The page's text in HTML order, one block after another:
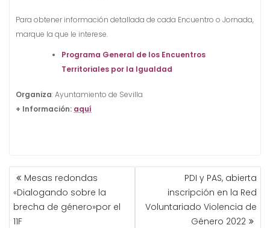
Para obtener información detallada de cada Encuentro o Jornada,
marque la que le interese.
Programa General de los Encuentros
Territoriales por la Igualdad
Organiza: Ayuntamiento de Sevilla
+ Información: aquí
NAVEGACIÓN
DE
ENTRADAS
Mesas redondas
«Dialogando sobre la
brecha de género»por el
11F
PDI y PAS, abierta
inscripción en la Red
Voluntariado Violencia de
Género 2022